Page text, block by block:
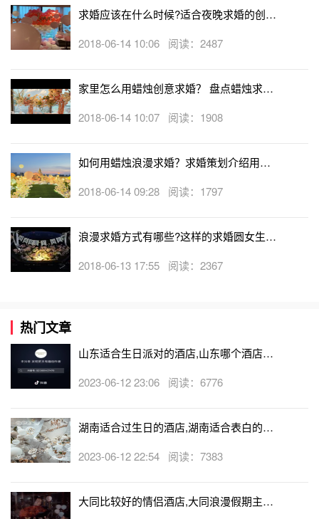
求婚应该在什么时候?适合夜晚求婚的创意
2018-06-14 10:06 阅读：2487
家里怎么用蜡烛创意求婚？ 盘点蜡烛求婚
2018-06-14 10:07 阅读：1908
如何用蜡烛浪漫求婚？求婚策划介绍用蜡
2018-06-14 09:28 阅读：1797
浪漫求婚方式有哪些?这样的求婚圆女生心
2018-06-13 17:55 阅读：2367
热门文章
山东适合生日派对的酒店,山东哪个酒店有
2023-06-12 23:06 阅读：6776
湖南适合过生日的酒店,湖南适合表白的酒
2023-06-12 22:54 阅读：7383
大同比较好的情侣酒店,大同浪漫假期主题